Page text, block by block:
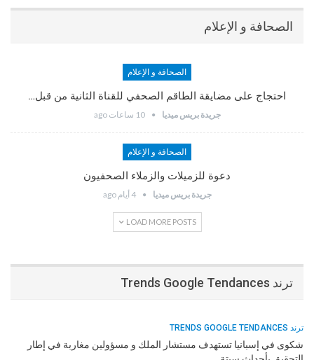
الصحافة و الإعلام
الصحافة و الإعلام
احتجاج على مضايقة الطاقم الصحفي للقناة الثانية من قبل…
جريدة بريس ميديا 10 ساعات ago
الصحافة و الإعلام
دعوة للزميلات والزملاء الصحفيون
جريدة بريس ميديا 4 أيام ago
LOAD MORE POSTS
ترند Trends Google Tendances
ترند TRENDS GOOGLE TENDANCES
شكوى في إسبانيا تستهدف مستشار الملك و مسؤولين مغاربة في إطار